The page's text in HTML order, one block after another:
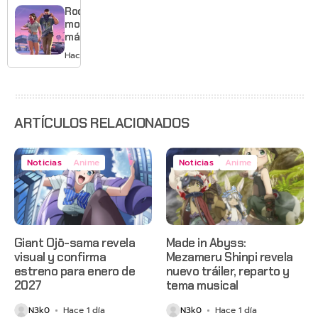
gráficos
y mucho
Mario
Rockstar
mostrará
más de
GTA 6 en
agosto
Hace 2 días
ARTÍCULOS RELACIONADOS
Noticias Anime
Giant Ojō-sama revela
visual y confirma
estreno para enero de
2027
N3k0 Hace 1 día
Noticias Anime
Made in Abyss:
Mezameru Shinpi revela
nuevo tráiler, reparto y
tema musical
N3k0 Hace 1 día